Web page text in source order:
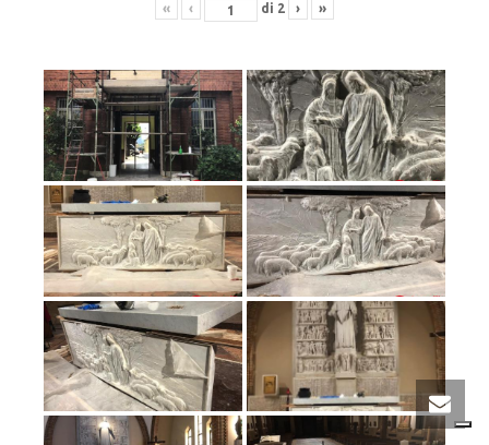
« ‹ di 2 › »